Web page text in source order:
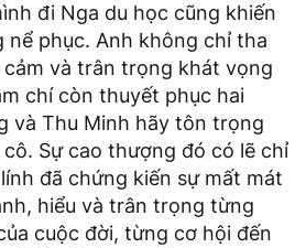
đi Nga du học cũng khiến
nể phục. Anh không chỉ tha
và trân trọng khát vọng
chí còn thuyết phục hai
và Thu Minh hãy tôn trọng
Sự cao thượng đó có lẽ chỉ
đã chứng kiến sự mất mát
hiểu và trân trọng từng
cuộc đời, từng cơ hội đến